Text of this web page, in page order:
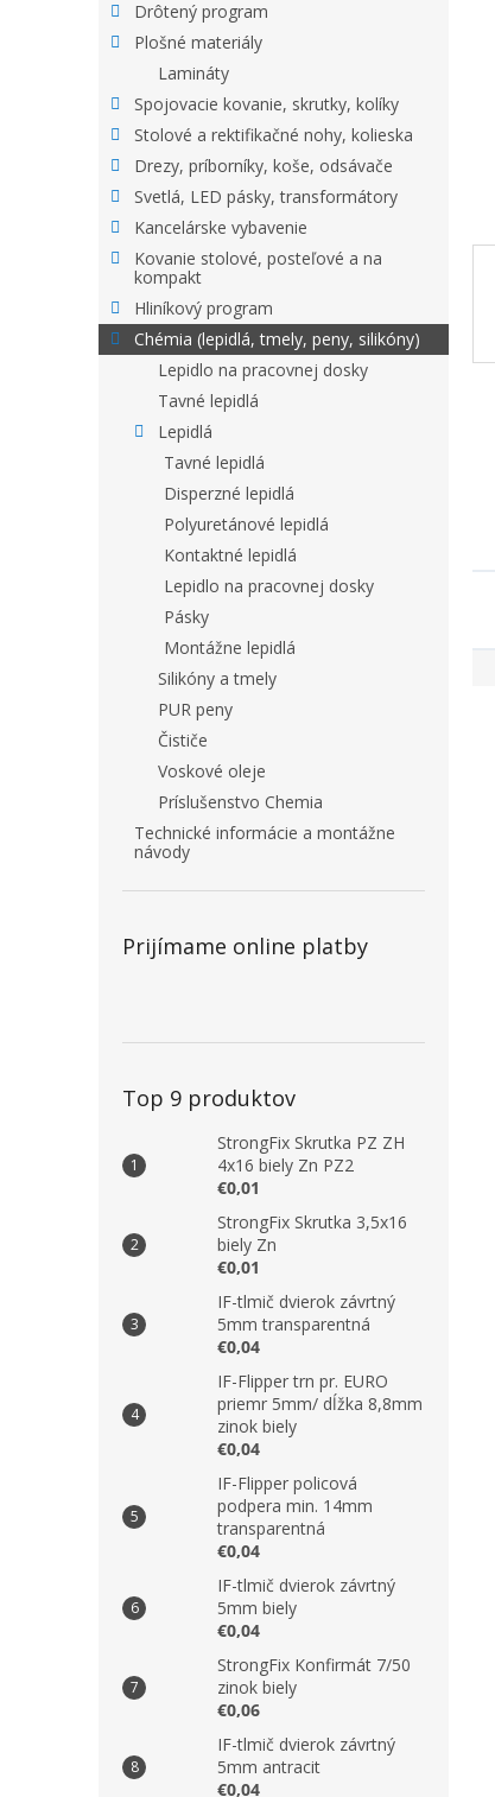
Drôtený program
Plošné materiály
Lamináty
Spojovacie kovanie, skrutky, kolíky
Stolové a rektifikačné nohy, kolieska
Drezy, príborníky, koše, odsávače
Svetlá, LED pásky, transformátory
Kancelárske vybavenie
Kovanie stolové, posteľové a na
kompakt
Hliníkový program
Chémia (lepidlá, tmely, peny, silikóny)
Lepidlo na pracovnej dosky
Tavné lepidlá
Lepidlá
Tavné lepidlá
Disperzné lepidlá
Polyuretánové lepidlá
Kontaktné lepidlá
Lepidlo na pracovnej dosky
Pásky
Montážne lepidlá
Silikóny a tmely
PUR peny
Čističe
Voskové oleje
Príslušenstvo Chemia
Technické informácie a montážne
návody
Prijímame online platby
Top 9 produktov
StrongFix Skrutka PZ ZH
4x16 biely Zn PZ2
€0,01
StrongFix Skrutka 3,5x16
biely Zn
€0,01
IF-tlmič dvierok závrtný
5mm transparentná
€0,04
IF-Flipper trn pr. EURO
priemr 5mm/ dĺžka 8,8mm
zinok biely
€0,04
IF-Flipper policová
podpera min. 14mm
transparentná
€0,04
IF-tlmič dvierok závrtný
5mm biely
€0,04
StrongFix Konfirmát 7/50
zinok biely
€0,06
IF-tlmič dvierok závrtný
5mm antracit
€0,04